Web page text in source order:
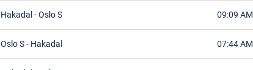
Hakadal -Oslo S 09:09 AM
Oslo S- Hakadal 07:44 AM